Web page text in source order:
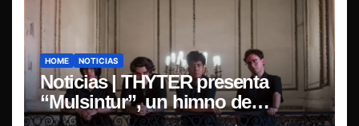
HOME NOTICIAS
Noticias | THYTER presenta
“Mulsintur”, un himno de